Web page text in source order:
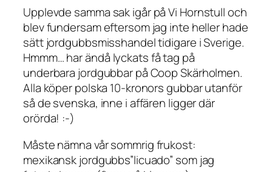
Upplevde samma sak igår på Vi Hornstull och
blev fundersam eftersom jag inte heller hade
sätt jordgubbsmisshandel tidigare i Sverige.
Hmmm… har ändå lyckats få tag på
underbara jordgubbar på Coop Skärholmen.
Alla köper polska 10-kronors gubbar utanför
så de svenska, inne i affären ligger där
orörda! :-)
Måste nämna vår sommrig frukost:
mexikansk jordgubbs”licuado” som jag